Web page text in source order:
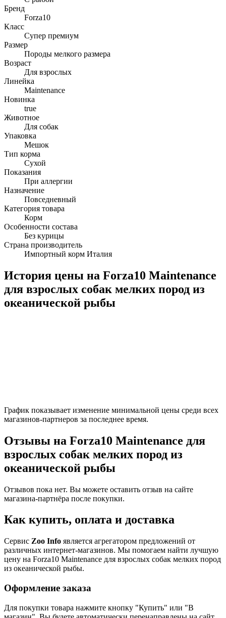
Бренд
Forza10
Класс
Супер премиум
Размер
Породы мелкого размера
Возраст
Для взрослых
Линейка
Maintenance
Новинка
true
Животное
Для собак
Упаковка
Мешок
Тип корма
Сухой
Показания
При аллергии
Назначение
Повседневный
Категория товара
Корм
Особенности состава
Без курицы
Страна производитель
Импортный корм Италия
История цены на Forza10 Maintenance
для взрослых собак мелких пород из
океанической рыбы
График показывает изменение минимальной цены среди всех
магазинов-партнеров за последнее время.
Отзывы на Forza10 Maintenance для
взрослых собак мелких пород из
океанической рыбы
Отзывов пока нет. Вы можете оставить отзыв на сайте
магазина-партнёра после покупки.
Как купить, оплата и доставка
Сервис Zoo Info является агрегатором предложений от
различных интернет-магазинов. Мы помогаем найти лучшую
цену на Forza10 Maintenance для взрослых собак мелких пород
из океанической рыбы.
Оформление заказа
Для покупки товара нажмите кнопку "Купить" или "В